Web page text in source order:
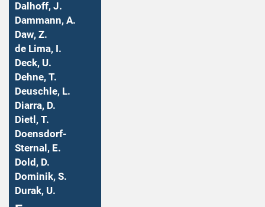
Dalhoff, J.
Dammann, A.
Daw, Z.
de Lima, I.
Deck, U.
Dehne, T.
Deuschle, L.
Diarra, D.
Dietl, T.
Doensdorf-
Sternal, E.
Dold, D.
Dominik, S.
Durak, U.